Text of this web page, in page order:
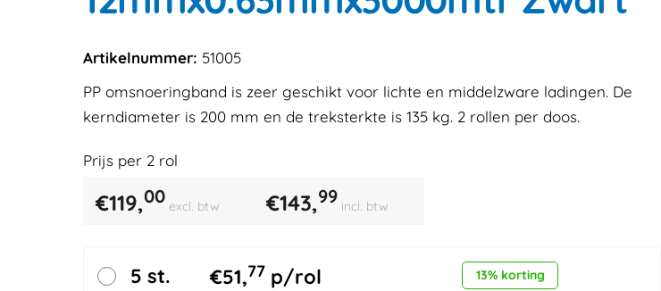
Artikelnummer: 51005
PP omsnoeringband is zeer geschikt voor lichte en middelzware ladingen. De
kerndiameter is 200 mm en de treksterkte is 135 kg. 2 rollen per doos.
Prijs per 2rol
€119,00 excl. btw €143,99 incl. btw
5 st. €51,77 p/rol 13% korting